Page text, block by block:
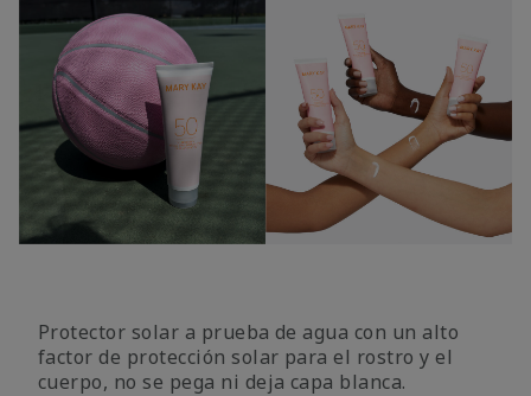
Protector solar a prueba de agua con un alto
factor de protección solar para el rostro y el
cuerpo, no se pega ni deja capa blanca.